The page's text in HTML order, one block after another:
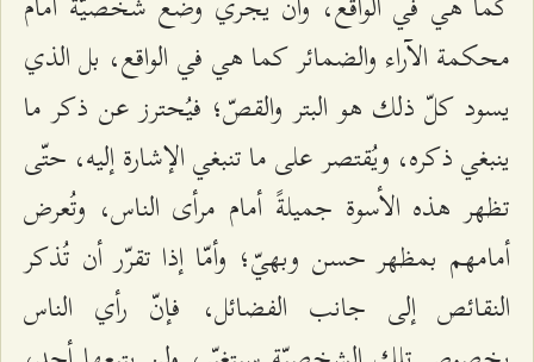
محكمة الآراء والضمائر كما هي في الواقع، بل الذي
يسود كلّ ذلك هو البتر والقصّ؛ فيُحترز عن ذكر ما
ينبغي ذكره، ويُقتصر على ما تنبغي الإشارة إليه، حتّى
تظهر هذه الأسوة جميلةً أمام مرأى الناس، وتُعرض
أمامهم بمظهر حسن وبهيّ؛ وأمّا إذا تقرّر أن تُذكر
النقائص إلى جانب الفضائل، فإنّ رأي الناس